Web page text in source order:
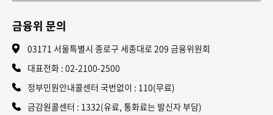
금융위 문의
03171 서울특별시 종로구 세종대로 209 금융위원회
대표전화 : 02-2100-2500
정부민원안내콜센터 국번없이 : 110(무료)
금감원콜센터 : 1332(유료, 통화료는 발신자 부담)